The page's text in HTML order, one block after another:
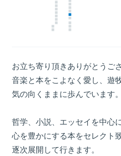
お立ち寄り頂きありがとうご
音楽と本をこよなく愛し、遊
気の向くままに歩んでいます。
哲学、小説、エッセイを中心
心を豊かにする本をセレクト
逐次展開して行きます。